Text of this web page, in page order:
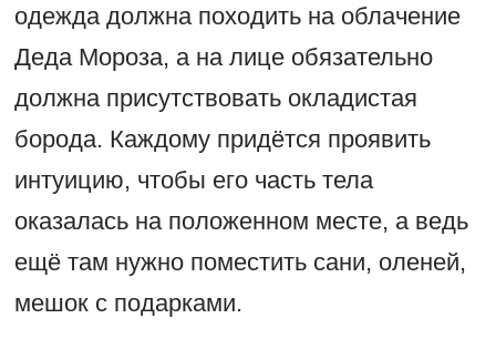
одежда должна походить на облачение
Деда Мороза, а на лице обязательно
должна присутствовать окладистая
борода. Каждому придётся проявить
интуицию, чтобы его часть тела
оказалась на положенном месте, а ведь
ещё там нужно поместить сани, оленей,
мешок с подарками.